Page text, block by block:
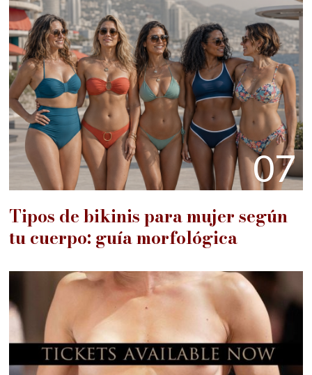
07
Tipos de bikinis para mujer según
tu cuerpo: guía morfológica